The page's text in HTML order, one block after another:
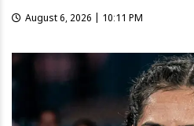
August 6, 2026 | 10:11 PM